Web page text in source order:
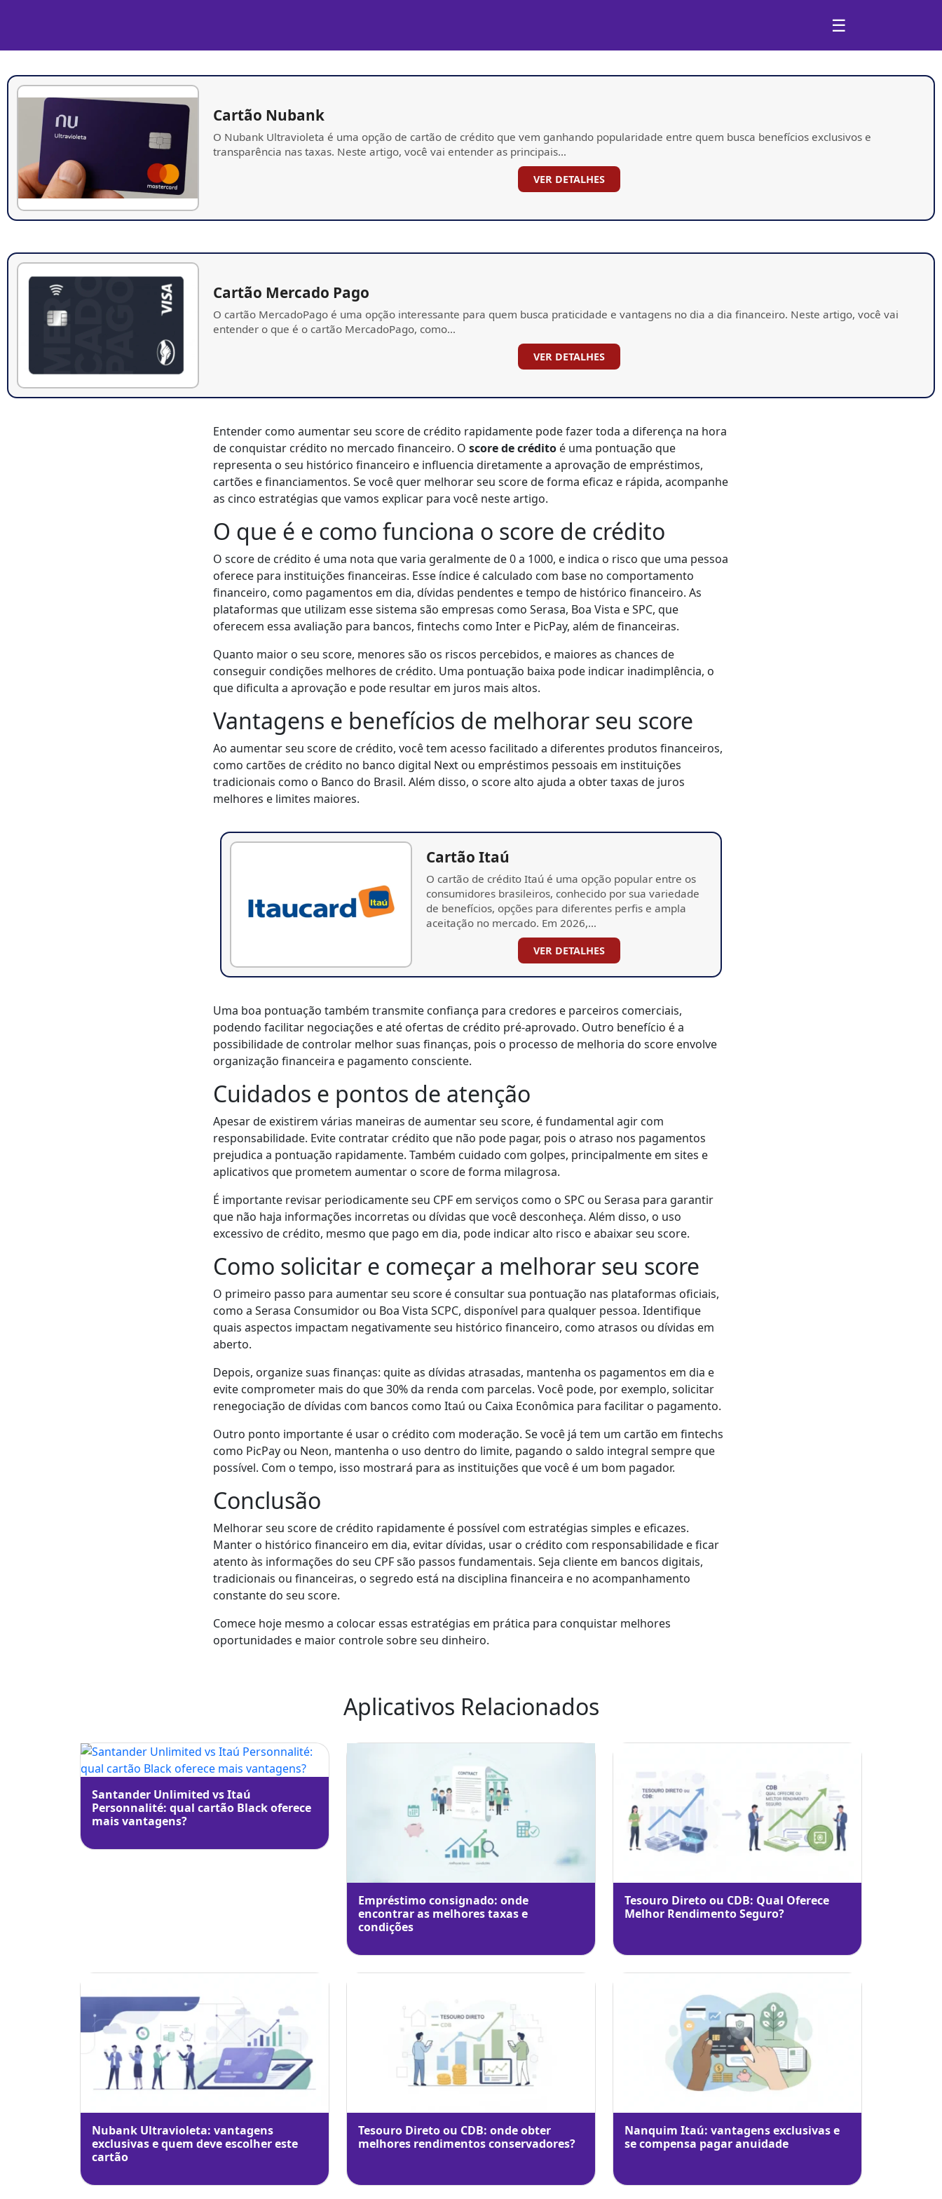
☰
Cartão Nubank
O Nubank Ultravioleta é uma opção de cartão de crédito que vem ganhando popularidade entre quem busca benefícios exclusivos e
transparência nas taxas. Neste artigo, você vai entender as principais…
VER DETALHES
Cartão Mercado Pago
O cartão MercadoPago é uma opção interessante para quem busca praticidade e vantagens no dia a dia financeiro. Neste artigo, você vai
entender o que é o cartão MercadoPago, como…
VER DETALHES
Entender como aumentar seu score de crédito rapidamente pode fazer toda a diferença na hora
de conquistar crédito no mercado financeiro. O score de crédito é uma pontuação que
representa o seu histórico financeiro e influencia diretamente a aprovação de empréstimos,
cartões e financiamentos. Se você quer melhorar seu score de forma eficaz e rápida, acompanhe
as cinco estratégias que vamos explicar para você neste artigo.
O que é e como funciona o score de crédito
O score de crédito é uma nota que varia geralmente de 0 a 1000, e indica o risco que uma pessoa
oferece para instituições financeiras. Esse índice é calculado com base no comportamento
financeiro, como pagamentos em dia, dívidas pendentes e tempo de histórico financeiro. As
plataformas que utilizam esse sistema são empresas como Serasa, Boa Vista e SPC, que
oferecem essa avaliação para bancos, fintechs como Inter e PicPay, além de financeiras.
Quanto maior o seu score, menores são os riscos percebidos, e maiores as chances de
conseguir condições melhores de crédito. Uma pontuação baixa pode indicar inadimplência, o
que dificulta a aprovação e pode resultar em juros mais altos.
Vantagens e benefícios de melhorar seu score
Ao aumentar seu score de crédito, você tem acesso facilitado a diferentes produtos financeiros,
como cartões de crédito no banco digital Next ou empréstimos pessoais em instituições
tradicionais como o Banco do Brasil. Além disso, o score alto ajuda a obter taxas de juros
melhores e limites maiores.
Cartão Itaú
O cartão de crédito Itaú é uma opção popular entre os
consumidores brasileiros, conhecido por sua variedade
de benefícios, opções para diferentes perfis e ampla
aceitação no mercado. Em 2026,…
VER DETALHES
Uma boa pontuação também transmite confiança para credores e parceiros comerciais,
podendo facilitar negociações e até ofertas de crédito pré-aprovado. Outro benefício é a
possibilidade de controlar melhor suas finanças, pois o processo de melhoria do score envolve
organização financeira e pagamento consciente.
Cuidados e pontos de atenção
Apesar de existirem várias maneiras de aumentar seu score, é fundamental agir com
responsabilidade. Evite contratar crédito que não pode pagar, pois o atraso nos pagamentos
prejudica a pontuação rapidamente. Também cuidado com golpes, principalmente em sites e
aplicativos que prometem aumentar o score de forma milagrosa.
É importante revisar periodicamente seu CPF em serviços como o SPC ou Serasa para garantir
que não haja informações incorretas ou dívidas que você desconheça. Além disso, o uso
excessivo de crédito, mesmo que pago em dia, pode indicar alto risco e abaixar seu score.
Como solicitar e começar a melhorar seu score
O primeiro passo para aumentar seu score é consultar sua pontuação nas plataformas oficiais,
como a Serasa Consumidor ou Boa Vista SCPC, disponível para qualquer pessoa. Identifique
quais aspectos impactam negativamente seu histórico financeiro, como atrasos ou dívidas em
aberto.
Depois, organize suas finanças: quite as dívidas atrasadas, mantenha os pagamentos em dia e
evite comprometer mais do que 30% da renda com parcelas. Você pode, por exemplo, solicitar
renegociação de dívidas com bancos como Itaú ou Caixa Econômica para facilitar o pagamento.
Outro ponto importante é usar o crédito com moderação. Se você já tem um cartão em fintechs
como PicPay ou Neon, mantenha o uso dentro do limite, pagando o saldo integral sempre que
possível. Com o tempo, isso mostrará para as instituições que você é um bom pagador.
Conclusão
Melhorar seu score de crédito rapidamente é possível com estratégias simples e eficazes.
Manter o histórico financeiro em dia, evitar dívidas, usar o crédito com responsabilidade e ficar
atento às informações do seu CPF são passos fundamentais. Seja cliente em bancos digitais,
tradicionais ou financeiras, o segredo está na disciplina financeira e no acompanhamento
constante do seu score.
Comece hoje mesmo a colocar essas estratégias em prática para conquistar melhores
oportunidades e maior controle sobre seu dinheiro.
Aplicativos Relacionados
Santander Unlimited vs Itaú
Personnalité: qual cartão Black oferece
mais vantagens?
Empréstimo consignado: onde
encontrar as melhores taxas e
condições
Tesouro Direto ou CDB: Qual Oferece
Melhor Rendimento Seguro?
Nubank Ultravioleta: vantagens
exclusivas e quem deve escolher este
cartão
Tesouro Direto ou CDB: onde obter
melhores rendimentos conservadores?
Nanquim Itaú: vantagens exclusivas e
se compensa pagar anuidade